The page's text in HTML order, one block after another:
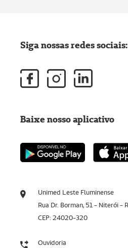
Unimed Leste Fluminense
Rua Dr. Borman, 51 - Niterói -
CEP: 24020-320
Ouvidoria
Siga nossas redes sociais:
Baixe nosso aplicativo